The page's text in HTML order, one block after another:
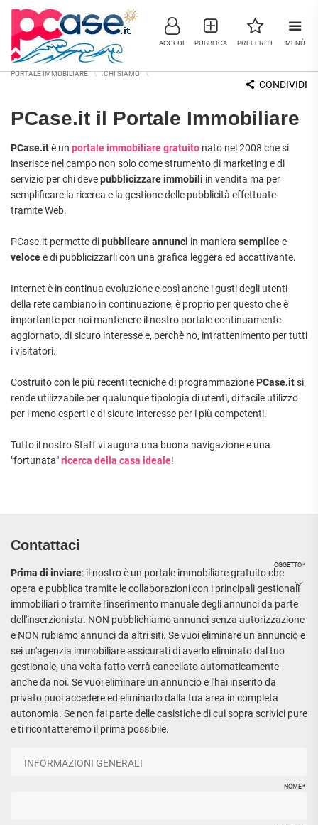
ACCEDI PUBBLICA PREFERITI MENÙ
CONDIVIDI
RESIDENZIALI
APPARTAMENTI
BILOCALI
QUADRILOCALI
ATTICI
CASE
LOFT
MANSARDE
VILLE
CASALI
COMMERCIALI
CAPANNONI
COMMERCIALI
MAGAZZINI
NEGOZI
UFFICI
ATTIVITÀ
COMMERCIALI
AGRICOLI
COMMERCIALI
INDUSTRIALI
RICERCHE FREQUENTI
APPARTAMENTI ALL'ASTA
APPARTAMENTI NUOVI
APPARTAMENTI
APPARTAMENTI VICINO ALLA
METROPOLITANA
VILLE DI LUSSO
APPARTAMENTI
MONOLOCALI
BILOCALI
TRILOCALI
QUADRILOCALI
ATTICI
CASE
INDIPENDENTI
LOFT
VILLE
LOCALI
COMMERCIALI
MAGAZZINI
NEGOZI
UFFICI
ATTIVITÀ
COMMERCIALI
IN
GESTIONE
ARREDATI
APPARTAMENTI
PIANO
TERRA
APPARTAMENTI
PIANO
ALTO
APPARTAMENTI
CON
GIARDINO
PORTALE IMMOBILIARE CHI SIAMO
PCase.it il Portale Immobiliare
PCase.itè un portale immobiliare gratuito nato nel 2008 che si
inserisce nel campo non solo come strumento di marketing e di
servizio per chi devepubblicizzare immobili in vendita ma per
semplificare la ricerca e la gestione delle pubblicità effettuate
tramite Web.
PCase.it permette dipubblicare annunci in maniera semplicee
velocee di pubblicizzarli con una grafica leggera ed accattivante.
Internet è in continua evoluzione e così anche i gusti degli utenti
della rete cambiano in continuazione, è proprio per questo che è
importante per noi mantenere il nostro portale continuamente
aggiornato, di sicuro interesse e, perchè no, intrattenimento per tutti
i visitatori.
Costruito con le più recenti tecniche di programmazione PCase.itsi
rende utilizzabile per qualunque tipologia di utenti, di facile utilizzo
per i meno esperti e di sicuro interesse per i più competenti.
Tutto il nostro Staff vi augura una buona navigazione e una
"fortunata"ricerca della casa ideale!
Contattaci
Prima di inviare: il nostro è un portale immobiliare gratuito che
opera e pubblica tramite le collaborazioni con i principali gestionali
immobiliari o tramite l'inserimento manuale degli annunci da parte
dell'inserzionista. NON pubblichiamo annunci senza autorizzazione
e NON rubiamo annunci da altri siti. Se vuoi eliminare un annuncio e
sei un'agenzia immobiliare assicurati di averlo eliminato dal tuo
gestionale, una volta fatto verrà cancellato automaticamente
anche da noi. Se vuoi eliminare un annuncio e l'hai inserito da
privato puoi accedere ed eliminarlo dalla tua area in completa
autonomia. Se non fai parte delle casistiche di cui sopra scrivici pure
e ti ricontatteremo il prima possibile.
OGGETTO*
NOME*